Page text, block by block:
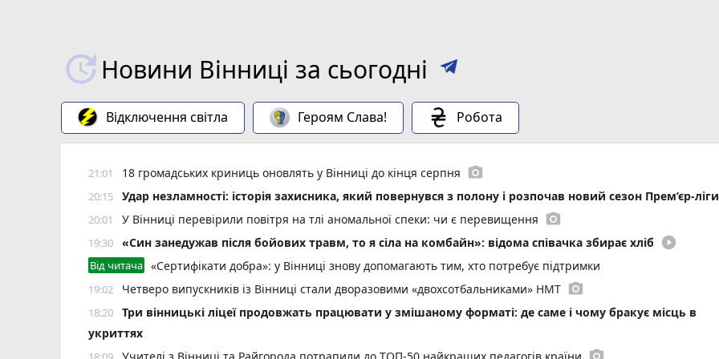
Новини Вінниці за сьогодні
Відключення світла Героям Слава! Робота
21:01 18 громадських криниць оновлять у Вінниці до кінця серпня photo_camera
20:15 Удар незламності: історія захисника, який повернувся з полону і розпочав новий сезон Прем’єр-ліги
20:01 У Вінниці перевірили повітря на тлі аномальної спеки: чи є перевищення photo_camera
19:30 «Син занедужав після бойових травм, то я сіла на комбайн»: відома співачка збирає хліб play_circle_filled
Від читача «Сертифікати добра»: у Вінниці знову допомагають тим, хто потребує підтримки
19:02 Четверо випускників із Вінниці стали дворазовими «двохсотбальниками» НМТ photo_camera
18:20
Три вінницькі ліцеї продовжать працювати у змішаному форматі: де саме і чому бракує місць в
укриттях